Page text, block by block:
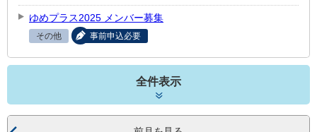
ゆめプラス2025 メンバー募集
その他 事前申込必要
全件表示